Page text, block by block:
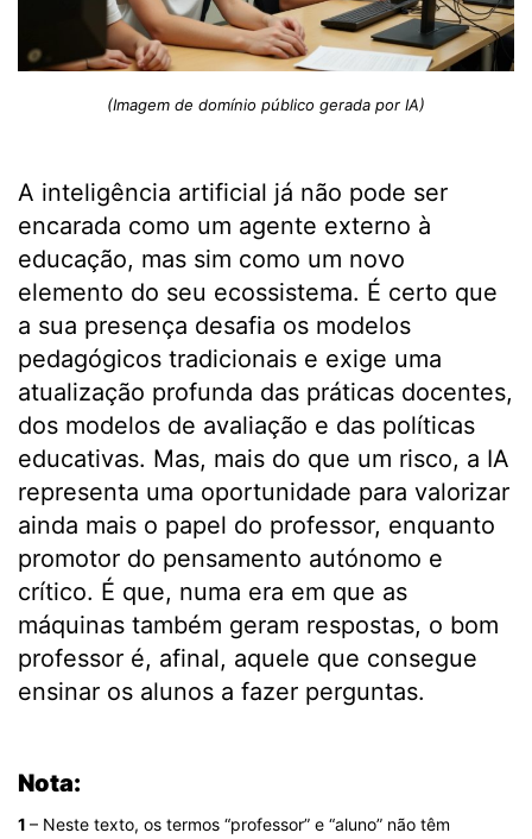
(Imagem de domínio público gerada por IA)
A inteligência artificial já não pode ser
encarada como um agente externo à
educação, mas sim como um novo
elemento do seu ecossistema. É certo que
a sua presença desafia os modelos
pedagógicos tradicionais e exige uma
atualização profunda das práticas docentes,
dos modelos de avaliação e das políticas
educativas. Mas, mais do que um risco, a IA
representa uma oportunidade para valorizar
ainda mais o papel do professor, enquanto
promotor do pensamento autónomo e
crítico. É que, numa era em que as
máquinas também geram respostas, o bom
professor é, afinal, aquele que consegue
ensinar os alunos a fazer perguntas.
Nota:
1 – Neste texto, os termos “professor” e “aluno” não têm